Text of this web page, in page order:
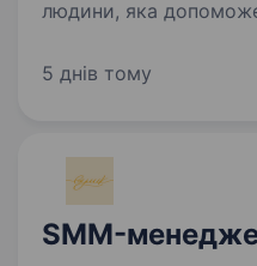
людини, яка
що привертає увагу,
5 днів тому
SMM-